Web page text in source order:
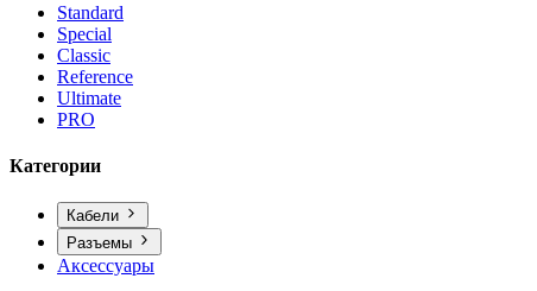
Standard
Special
Classic
Reference
Ultimate
PRO
Категории
Кабели
Разъемы
Аксессуары